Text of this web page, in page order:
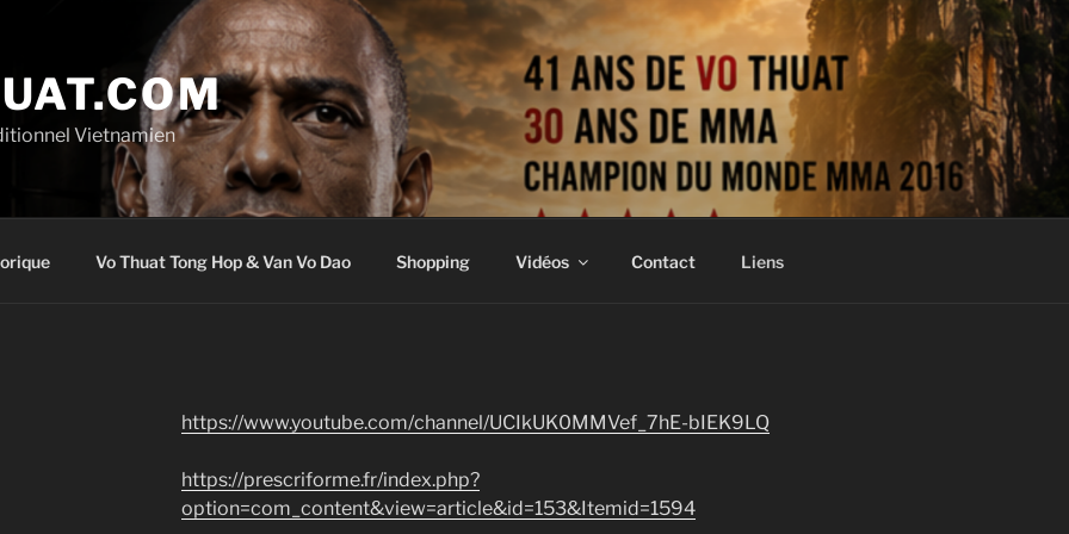
Vietnamien
Vo Thuat Tong Hop & Van Vo Dao Shopping Vidéos Contact Liens
https://www.youtube.com/channel/UCIkUK0MMVef_7hE-bIEK9LQ
https://prescriforme.fr/index.php?
option=com_content&view=article&id=153&Itemid=1594